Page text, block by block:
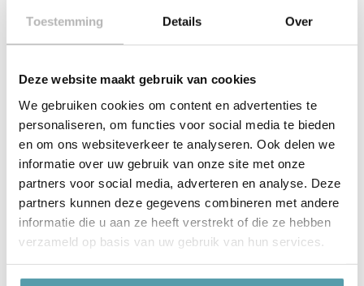
Toestemming Details Over
Deze website maakt gebruik van cookies
We gebruiken cookies om content en advertenties te
personaliseren, om functies voor social media te bieden
en om ons websiteverkeer te analyseren. Ook delen we
informatie over uw gebruik van onze site met onze
partners voor social media, adverteren en analyse. Deze
partners kunnen deze gegevens combineren met andere
informatie die u aan ze heeft verstrekt of die ze hebben
verzameld op basis van uw gebruik van hun services.
deskundig advies
Korte productbeschrijving
Product details
Gerelateerde producten